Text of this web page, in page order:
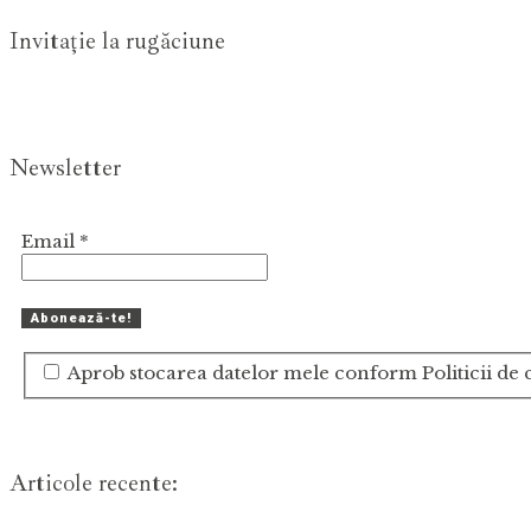
Invitaţie la rugăciune
Newsletter
Email *
Aprob stocarea datelor mele conform Politicii de
Articole recente: